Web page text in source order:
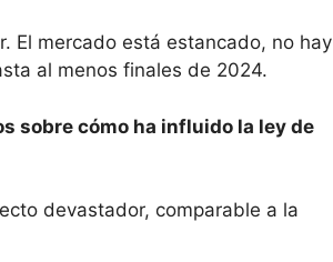
El mercado está estancado, no hay
al menos finales de 2024.
sobre cómo ha influido la ley de
devastador, comparable a la